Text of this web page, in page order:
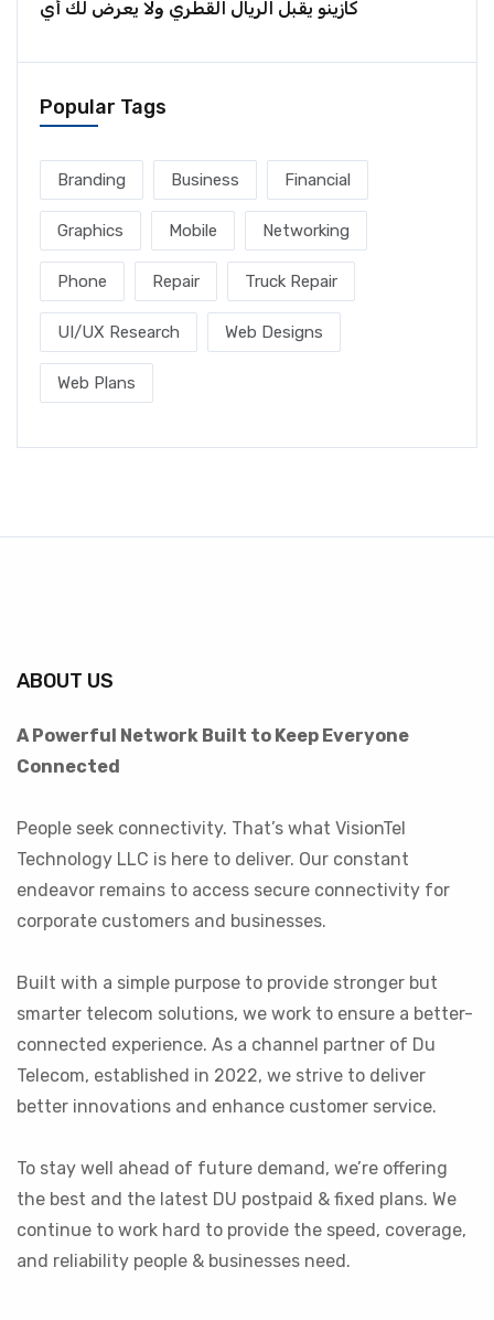
كازينو يقبل الريال القطري ولا يعرض لك أي
Popular Tags
Branding Business Financial
Graphics Mobile Networking
Phone Repair Truck Repair
UI/UX Research Web Designs
Web Plans
ABOUT US
A Powerful Network Built to Keep Everyone
Connected
People seek connectivity. That’s what VisionTel
Technology LLC is here to deliver. Our constant
endeavor remains to access secure connectivity for
corporate customers and businesses.
Built with a simple purpose to provide stronger but
smarter telecom solutions, we work to ensure a better-
connected experience. As a channel partner of Du
Telecom, established in 2022, we strive to deliver
better innovations and enhance customer service.
To stay well ahead of future demand, we’re offering
the best and the latest DU postpaid & fixed plans. We
continue to work hard to provide the speed, coverage,
and reliability people & businesses need.